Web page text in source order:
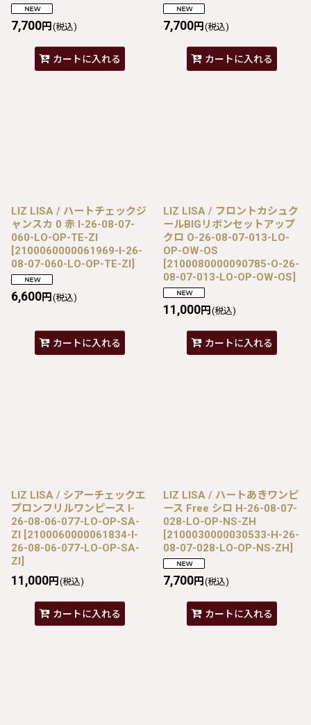
7,700円 (税込)
カートに入れる
7,700円 (税込)
カートに入れる
LIZ LISA / ハートチェックジ
ャンスカ 0 赤 I-26-08-07-
060-LO-OP-TE-ZI
[2100060000061969-I-26-
08-07-060-LO-OP-TE-ZI]
6,600円 (税込)
カートに入れる
LIZ LISA / フロントカシュク
ールBIGリボンセットアップ
クロ O-26-08-07-013-LO-
OP-OW-OS
[2100080000090785-O-26-
08-07-013-LO-OP-OW-OS]
11,000円 (税込)
カートに入れる
LIZ LISA / シアーチェックエ
プロンフリルワンピース I-
26-08-06-077-LO-OP-SA-
ZI [2100060000061834-I-
26-08-06-077-LO-OP-SA-
ZI]
11,000円 (税込)
カートに入れる
LIZ LISA / ハートあきワンピ
ース Free シロ H-26-08-07-
028-LO-OP-NS-ZH
[2100030000030533-H-26-
08-07-028-LO-OP-NS-ZH]
7,700円 (税込)
カートに入れる